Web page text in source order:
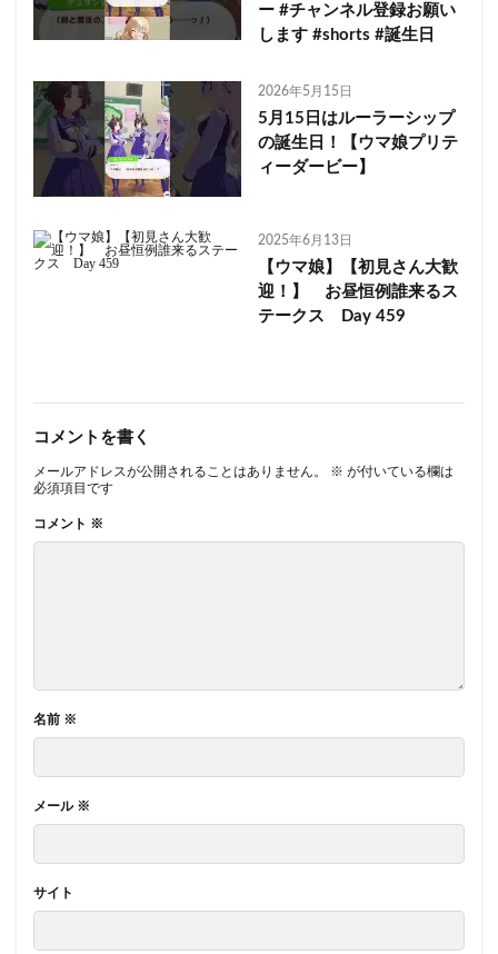
ー #チャンネル登録お願い
します #shorts #誕生日
2026年5月15日
5月15日はルーラーシップ
の誕生日！【ウマ娘プリテ
ィーダービー】
2025年6月13日
【ウマ娘】【初見さん大歓
迎！】 お昼恒例誰来るス
テークス Day 459
コメントを書く
メールアドレスが公開されることはありません。 ※ が付いている欄は
必須項目です
コメント ※
名前 ※
メール ※
サイト